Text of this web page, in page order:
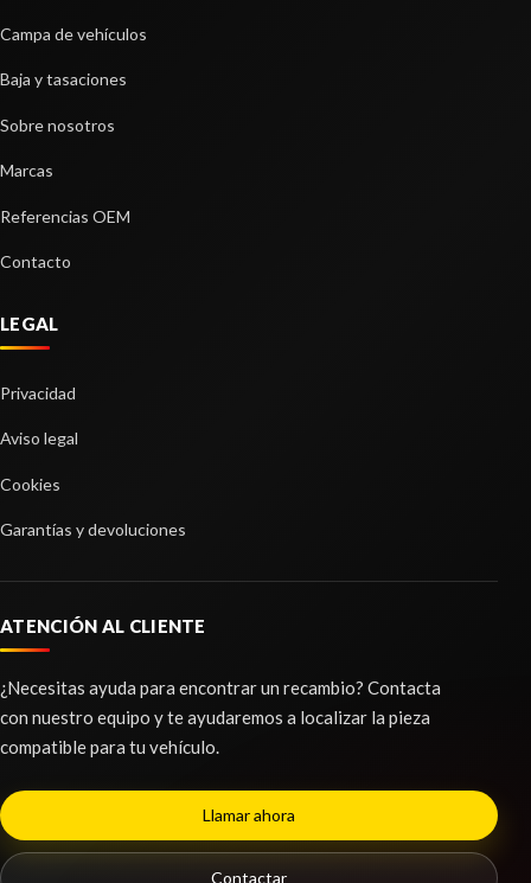
BRAZO SUSPENSION DELANTERO DERECHO
PEUGEOT 3008 GT LINE
Ref:
BRAZO SUSPENSION DELANTERO
IZQUIERDO
PEUGEOT 3008 GT LINE
Consultar
Campa de vehículos
Baja y tasaciones
Sobre nosotros
Marcas
Referencias OEM
Contacto
LEGAL
Privacidad
Aviso legal
Cookies
Garantías y devoluciones
ATENCIÓN AL CLIENTE
¿Necesitas ayuda para encontrar un recambio? Contacta
con nuestro equipo y te ayudaremos a localizar la pieza
compatible para tu vehículo.
Llamar ahora
Contactar